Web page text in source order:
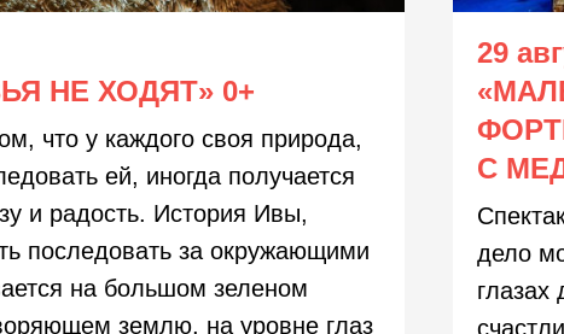
НЕ ХОДЯТ» 0+
что у каждого своя природа,
ей, иногда получается
и радость. История Ивы,
последовать за окружающими
на большом зеленом
землю, на уровне глаз
29
С
дело
глазах